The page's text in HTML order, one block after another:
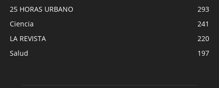
25 HORAS URBANO
293
Ciencia
241
LA REVISTA
220
Salud
197